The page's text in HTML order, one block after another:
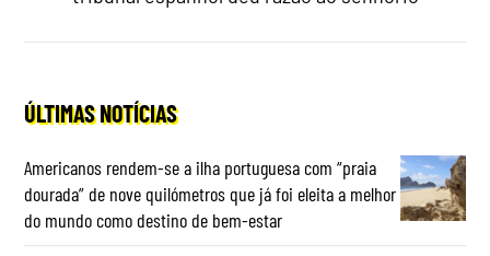
ÚLTIMAS NOTÍCIAS
Americanos rendem-se a ilha portuguesa com “praia
dourada” de nove quilómetros que já foi eleita a melhor
do mundo como destino de bem-estar